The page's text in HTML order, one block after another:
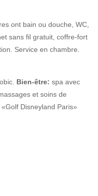
ont bain ou douche, WC,
sans fil gratuit, coffre-fort
Service en chambre.
Bien-être: spa avec
et soins de
Disneyland Paris»